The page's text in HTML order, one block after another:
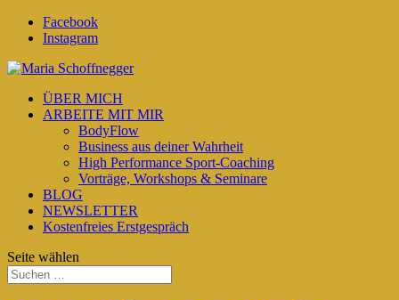
Facebook
Instagram
ÜBER MICH
ARBEITE MIT MIR
BodyFlow
Business aus deiner Wahrheit
High Performance Sport-Coaching
Vorträge, Workshops & Seminare
BLOG
NEWSLETTER
Kostenfreies Erstgespräch
Seite wählen